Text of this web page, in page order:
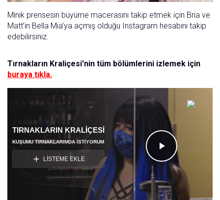
Minik prensesin büyüme macerasını takip etmek için Bria ve
Matt’in Bella Mia’ya açmış olduğu Instagram hesabını takip
edebilirsiniz.
Tırnakların Kraliçesi'nin tüm bölümlerini izlemek için
buraya tıkla.
Videoyu
Oynat
TIRNAKLARIN KRALIÇESI
KUŞUMU TIRNAKLARIMDA ISTIYORUM
LİSTEME EKLE